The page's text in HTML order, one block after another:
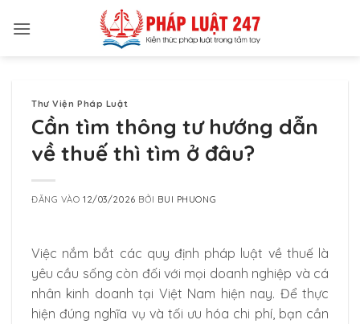
qua
Thư Viện Pháp Luật
Cần tìm thông tư hướng dẫn
về thuế thì tìm ở đâu?
ĐĂNG VÀO12/03/2026 BỞI BUI PHUONG
Việc nắm bắt các quy định pháp luật về thuế là
yêu cầu sống còn đối với mọi doanh nghiệp và cá
nhân kinh doanh tại Việt Nam hiện nay. Để thực
hiện đúng nghĩa vụ và tối ưu hóa chi phí, bạn cần